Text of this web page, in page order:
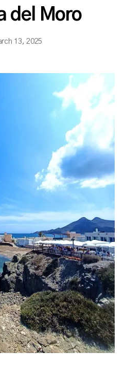
del Moro
Post
a
s
n
b
13, 2025